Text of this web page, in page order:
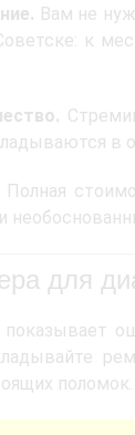
Вам не
к
в
Полная
для
поломок.